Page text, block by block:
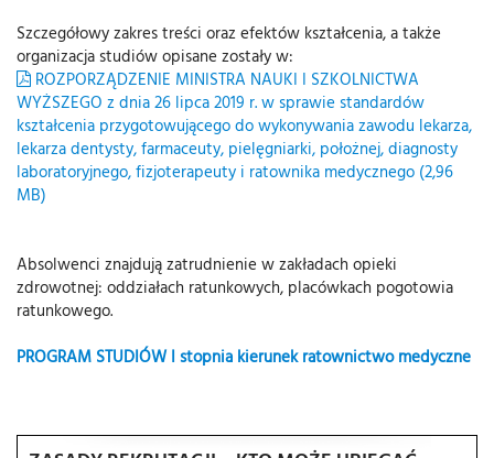
Szczegółowy zakres treści oraz efektów kształcenia, a także
organizacja studiów opisane zostały w:
ROZPORZĄDZENIE MINISTRA NAUKI I SZKOLNICTWA
WYŻSZEGO z dnia 26 lipca 2019 r. w sprawie standardów
kształcenia przygotowującego do wykonywania zawodu lekarza,
lekarza dentysty, farmaceuty, pielęgniarki, położnej, diagnosty
laboratoryjnego, fizjoterapeuty i ratownika medycznego (2,96
MB)
Absolwenci znajdują zatrudnienie w zakładach opieki
zdrowotnej: oddziałach ratunkowych, placówkach pogotowia
ratunkowego.
PROGRAM STUDIÓW I stopnia kierunek ratownictwo medyczne